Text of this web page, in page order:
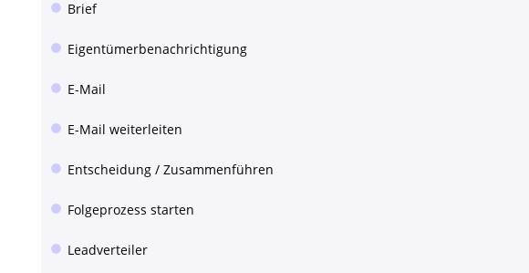
Brief
Eigentümerbenachrichtigung
E-Mail
E-Mail weiterleiten
Entscheidung / Zusammenführen
Folgeprozess starten
Leadverteiler